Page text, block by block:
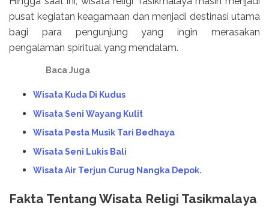
pusat kegiatan keagamaan dan menjadi destinasi utama
bagi para pengunjung yang ingin merasakan
pengalaman spiritual yang mendalam.
Baca Juga
Wisata Kuda Di Kudus
Wisata Seni Wayang Kulit
Wisata Pesta Musik Tari Bedhaya
Wisata Seni Lukis Bali
Wisata Air Terjun Curug Nangka Depok.
Fakta Tentang Wisata Religi Tasikmalaya